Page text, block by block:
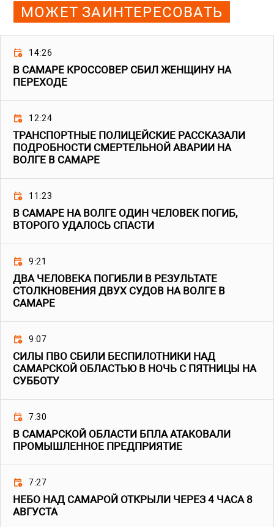
МОЖЕТ ЗАИНТЕРЕСОВАТЬ
14:26
В САМАРЕ КРОССОВЕР СБИЛ ЖЕНЩИНУ НА
ПЕРЕХОДЕ
12:24
ТРАНСПОРТНЫЕ ПОЛИЦЕЙСКИЕ РАССКАЗАЛИ
ПОДРОБНОСТИ СМЕРТЕЛЬНОЙ АВАРИИ НА
ВОЛГЕ В САМАРЕ
11:23
В САМАРЕ НА ВОЛГЕ ОДИН ЧЕЛОВЕК ПОГИБ,
ВТОРОГО УДАЛОСЬ СПАСТИ
9:21
ДВА ЧЕЛОВЕКА ПОГИБЛИ В РЕЗУЛЬТАТЕ
СТОЛКНОВЕНИЯ ДВУХ СУДОВ НА ВОЛГЕ В
САМАРЕ
9:07
СИЛЫ ПВО СБИЛИ БЕСПИЛОТНИКИ НАД
САМАРСКОЙ ОБЛАСТЬЮ В НОЧЬ С ПЯТНИЦЫ НА
СУББОТУ
7:30
В САМАРСКОЙ ОБЛАСТИ БПЛА АТАКОВАЛИ
ПРОМЫШЛЕННОЕ ПРЕДПРИЯТИЕ
7:27
НЕБО НАД САМАРОЙ ОТКРЫЛИ ЧЕРЕЗ 4 ЧАСА 8
АВГУСТА